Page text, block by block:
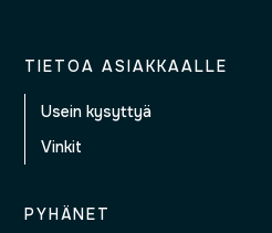
TIETOA ASIAKKAALLE
Usein kysyttyä
Vinkit
PYHÄNET